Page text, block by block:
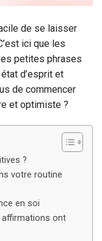
de se laisser
ici que les
petites phrases
d’esprit et
de commencer
et optimiste ?
?
votre routine
en soi
affirmations ont